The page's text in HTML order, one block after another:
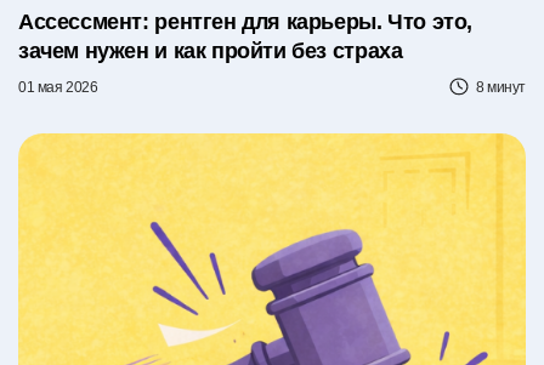
Ассессмент: рентген для карьеры. Что это,
зачем нужен и как пройти без страха
01 мая 2026 8 минут